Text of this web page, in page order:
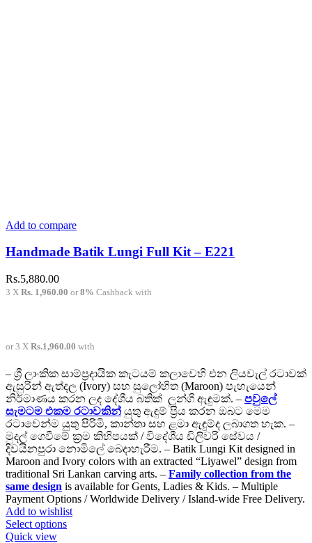
Add to compare
Handmade Batik Lungi Full Kit – E221
Rs.5,880.00
3 X Rs. 1,960.00 or8% Cashback with
or 3 X Rs.1,960.00 with
– ශ්‍රී ලාංකික සාම්ප්‍රදායික කැටයම් කලාවෙහි එන ලියවැල් රටාවක්
ඇසුරින් ඇත්දල (Ivory) සහ සුලෝහිත (Maroon) පැහැයෙන්
නිර්මාණය කරන ලද දේශීය බතික් ලුන්ගි ඇඳුමක්. – පවුලේ
සැමටම එකම රටාවකින් යුතු ඇඳුම් ප්‍රිය කරන ඔබට මෙම
රටාවෙන්ම යුතු පිරිමි, කාන්තා සහ ළමා ඇඳුම්ද ලබාගත හැක. –
මුදල් ගෙවීමේ ක්‍රම කිහිපයක් / විදේශීය ඩිලිවරි සේවය /
දිවයිනපුරා නොමිලේ බෙදාහැරීම. – Batik Lungi Kit designed in
Maroon and Ivory colors with an extracted “Liyawel” design from
traditional Sri Lankan carving arts. – Family collection from the
same design is available for Gents, Ladies & Kids. – Multiple
Payment Options / Worldwide Delivery / Island-wide Free Delivery.
Add to wishlist
Select optionsThis
Quick view